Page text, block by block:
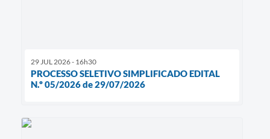
29 JUL 2026 - 16h30
PROCESSO SELETIVO SIMPLIFICADO EDITAL
N.º 05/2026 de 29/07/2026